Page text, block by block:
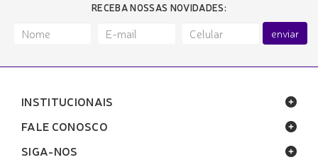
RECEBA NOSSAS NOVIDADES:
enviar
INSTITUCIONAIS
FALE CONOSCO
SIGA-NOS